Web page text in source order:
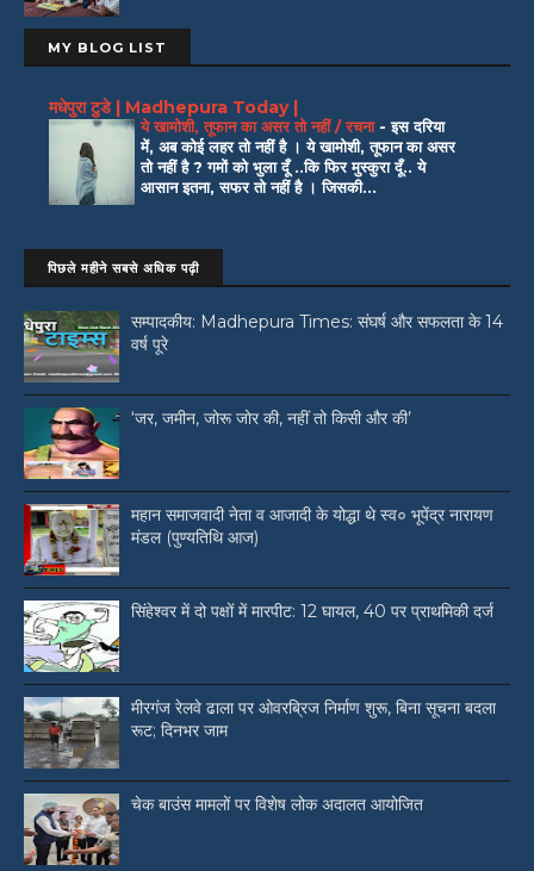
MY BLOG LIST
मधेपुरा टुडे | Madhepura Today |
ये खामोशी, तूफान का असर तो नहीं / रचना -इस दरिया
में, अब कोई लहर तो नहीं है । ये खामोशी, तूफान का असर
तो नहीं है ? गमों को भुला दूँ ..कि फिर मुस्कुरा दूँ.. ये
आसान इतना, सफर तो नहीं है । जिसकी...
पिछले महीने सबसे अधिक पढ़ी
सम्पादकीय: Madhepura Times: संघर्ष और सफलता के 14
वर्ष पूरे
‘जर, जमीन, जोरू जोर की, नहीं तो किसी और की’
महान समाजवादी नेता व आजादी के योद्धा थे स्व० भूपेंद्र नारायण
मंडल (पुण्यतिथि आज)
सिंहेश्वर में दो पक्षों में मारपीट: 12 घायल, 40 पर प्राथमिकी दर्ज
मीरगंज रेलवे ढाला पर ओवरब्रिज निर्माण शुरू, बिना सूचना बदला
रूट; दिनभर जाम
चेक बाउंस मामलों पर विशेष लोक अदालत आयोजित